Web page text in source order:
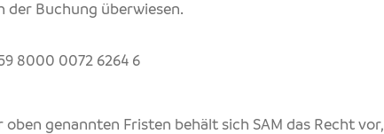
der Buchung überwiesen.
8000 0072 6264 6
genannten Fristen behält sich SAM das Recht vor,